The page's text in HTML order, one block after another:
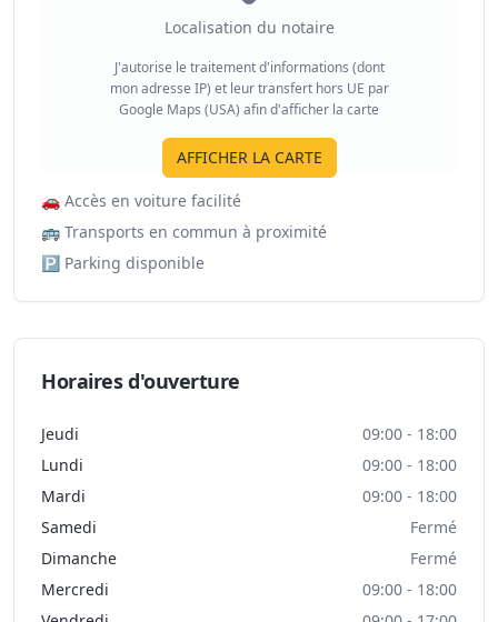
Localisation du notaire
J'autorise le traitement d'informations (dont
mon adresse IP) et leur transfert hors UE par
Google Maps (USA) afin d'afficher la carte
AFFICHER LA CARTE
🚗 Accès en voiture facilité
🚌 Transports en commun à proximité
🅿️ Parking disponible
Horaires d'ouverture
Jeudi
09:00 - 18:00
Lundi
09:00 - 18:00
Mardi
09:00 - 18:00
Samedi
Fermé
Dimanche
Fermé
Mercredi
09:00 - 18:00